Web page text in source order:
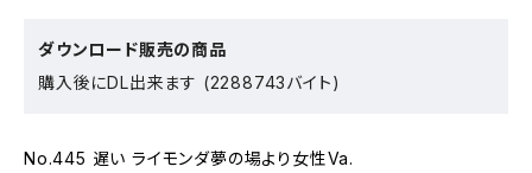
ダウンロード販売の商品
購入後にDL出来ます (2288743バイト)
No.445 遅い ライモンダ夢の場より女性Va.